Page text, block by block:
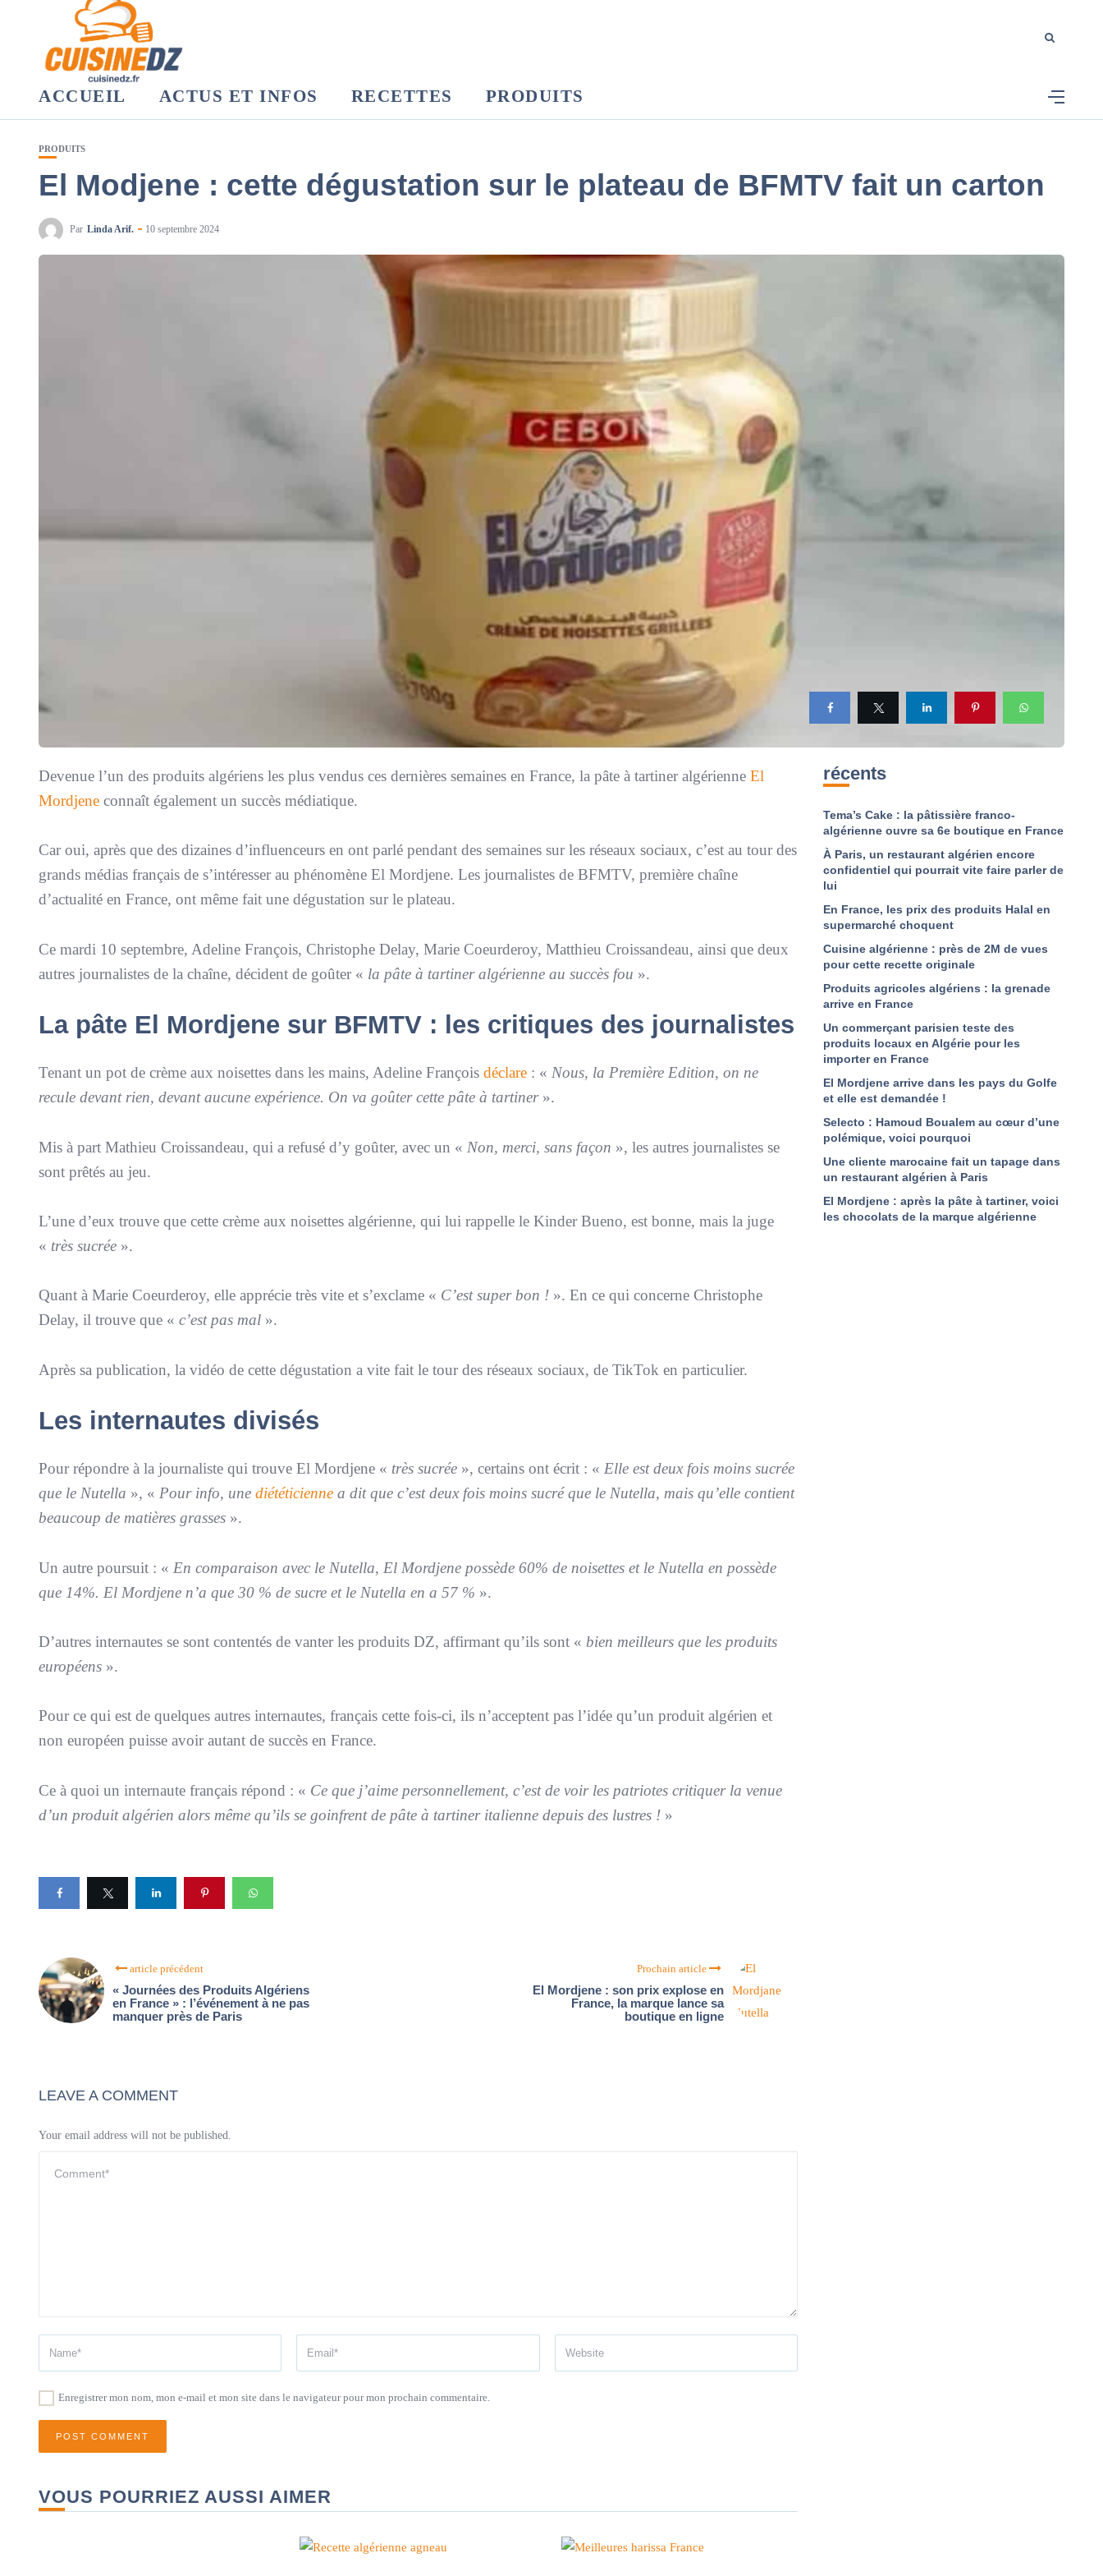
ACCUEIL ACTUS ET INFOS RECETTES PRODUITS
PRODUITS
El Modjene : cette dégustation sur le plateau de BFMTV fait un carton
Par Linda Arif. 10 septembre 2024
Devenue l’un des produits algériens les plus vendus ces dernières semaines en France, la pâte à tartiner algérienne El
Mordjene connaît également un succès médiatique.
Car oui, après que des dizaines d’influenceurs en ont parlé pendant des semaines sur les réseaux sociaux, c’est au tour des
grands médias français de s’intéresser au phénomène El Mordjene. Les journalistes de BFMTV, première chaîne
d’actualité en France, ont même fait une dégustation sur le plateau.
Ce mardi 10 septembre, Adeline François, Christophe Delay, Marie Coeurderoy, Matthieu Croissandeau, ainsi que deux
autres journalistes de la chaîne, décident de goûter « la pâte à tartiner algérienne au succès fou ».
La pâte El Mordjene sur BFMTV : les critiques des journalistes
Tenant un pot de crème aux noisettes dans les mains, Adeline François déclare : « Nous, la Première Edition, on ne
recule devant rien, devant aucune expérience. On va goûter cette pâte à tartiner».
Mis à part Mathieu Croissandeau, qui a refusé d’y goûter, avec un « Non, merci, sans façon », les autres journalistes se
sont prêtés au jeu.
L’une d’eux trouve que cette crème aux noisettes algérienne, qui lui rappelle le Kinder Bueno, est bonne, mais la juge
« très sucrée ».
Quant à Marie Coeurderoy, elle apprécie très vite et s’exclame « C’est super bon ! ». En ce qui concerne Christophe
Delay, il trouve que « c’est pas mal ».
Après sa publication, la vidéo de cette dégustation a vite fait le tour des réseaux sociaux, de TikTok en particulier.
Les internautes divisés
Pour répondre à la journaliste qui trouve El Mordjene « très sucrée », certains ont écrit : « Elle est deux fois moins sucrée
que le Nutella », « Pour info, une diététicienne a dit que c’est deux fois moins sucré que le Nutella, mais qu’elle contient
beaucoup de matières grasses ».
Un autre poursuit : « En comparaison avec le Nutella, El Mordjene possède 60% de noisettes et le Nutella en possède
que 14%. El Mordjene n’a que 30 % de sucre et le Nutella en a 57 % ».
D’autres internautes se sont contentés de vanter les produits DZ, affirmant qu’ils sont « bien meilleurs que les produits
européens ».
Pour ce qui est de quelques autres internautes, français cette fois-ci, ils n’acceptent pas l’idée qu’un produit algérien et
non européen puisse avoir autant de succès en France.
Ce à quoi un internaute français répond : « Ce que j’aime personnellement, c’est de voir les patriotes critiquer la venue
d’un produit algérien alors même qu’ils se goinfrent de pâte à tartiner italienne depuis des lustres ! »
article précédent
« Journées des Produits Algériens
en France » : l’événement à ne pas
manquer près de Paris
Prochain article
El Mordjene : son prix explose en
France, la marque lance sa
boutique en ligne
LEAVE A COMMENT
Your email address will not be published.
Enregistrer mon nom, mon e-mail et mon site dans le navigateur pour mon prochain commentaire.
VOUS POURRIEZ AUSSI AIMER
récents
Tema’s Cake : la pâtissière franco-
algérienne ouvre sa 6e boutique en France
À Paris, un restaurant algérien encore
confidentiel qui pourrait vite faire parler de
lui
En France, les prix des produits Halal en
supermarché choquent
Cuisine algérienne : près de 2M de vues
pour cette recette originale
Produits agricoles algériens : la grenade
arrive en France
Un commerçant parisien teste des
produits locaux en Algérie pour les
importer en France
El Mordjene arrive dans les pays du Golfe
et elle est demandée !
Selecto : Hamoud Boualem au cœur d’une
polémique, voici pourquoi
Une cliente marocaine fait un tapage dans
un restaurant algérien à Paris
El Mordjene : après la pâte à tartiner, voici
les chocolats de la marque algérienne